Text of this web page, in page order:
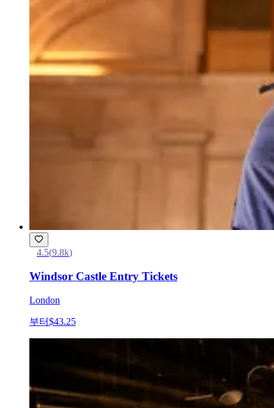
4.5(9.8k)
Windsor Castle Entry Tickets
London
부터$43.25